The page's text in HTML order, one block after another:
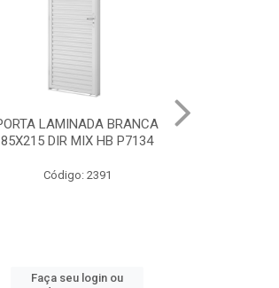
VITRO ALUM BRANCO
S/GDE 100X150 2F HB
Código: 2232 B
Faça seu login ou